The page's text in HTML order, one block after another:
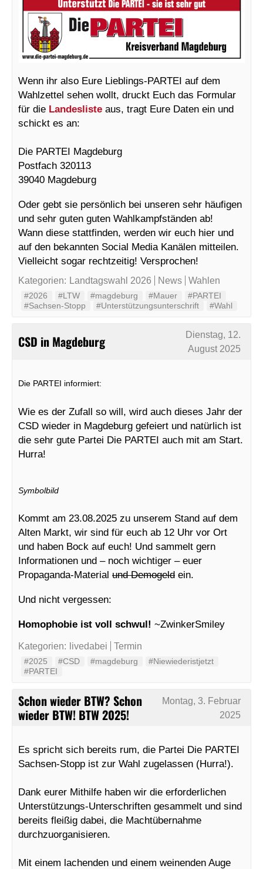
Wenn ihr also Eure Lieblings-PARTEI auf dem
Wahlzettel sehen wollt, druckt Euch das Formular
für die Landesliste aus, tragt Eure Daten ein und
schickt es an:
Die PARTEI Magdeburg
Postfach 320113
39040 Magdeburg
Oder gebt sie persönlich bei unseren sehr häufigen
und sehr guten guten Wahlkampfständen ab!
Wann diese stattfinden, werden wir euch hier und
auf den bekannten Social Media Kanälen mitteilen.
Vielleicht sogar rechtzeitig! Versprochen!
Kategorien: Landtagswahl 2026 News Wahlen
#2026 #LTW #magdeburg #Mauer
#PARTEI
#Sachsen-Stopp
#Unterstützungsunterschrift #Wahl
CSD in Magdeburg
Dienstag, 12.
August 2025
Die PARTEI informiert:
Wie es der Zufall so will, wird auch dieses Jahr der
CSD wieder in Magdeburg gefeiert und natürlich ist
die sehr gute Partei Die PARTEI auch mit am Start.
Hurra!
Symbolbild
Kommt am 23.08.2025 zu unserem Stand auf dem
Alten Markt, wir sind für euch ab 12 Uhr vor Ort
und haben Bock auf euch! Und sammelt gern
Informationen und – noch wichtiger – euer
Propaganda-Material und Demogeld ein.
Und nicht vergessen:
Homophobie ist voll schwul! ~ZwinkerSmiley
Kategorien: livedabei Termin
#2025 #CSD #magdeburg
#Niewiederistjetzt
#PARTEI
Schon wieder BTW? Schon
wieder BTW! BTW 2025!
Montag, 3. Februar
2025
Es spricht sich bereits rum, die Partei Die PARTEI
Sachsen-Stopp ist zur Wahl zugelassen (Hurra!).
Dank eurer Mithilfe haben wir die erforderlichen
Unterstützungs-Unterschriften gesammelt und sind
bereits fleißig dabei, die Machtübernahme
durchzuorganisieren.
Mit einem lachenden und einem weinenden Auge